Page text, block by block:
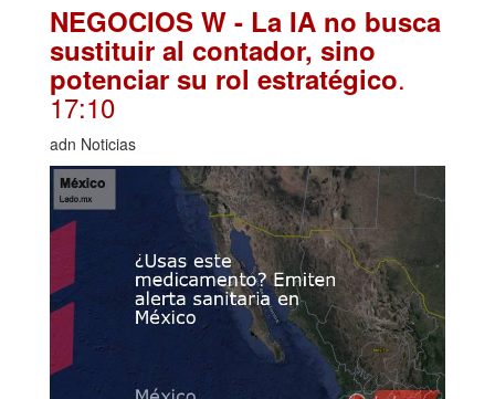
NEGOCIOS W - La IA no busca
sustituir al contador, sino
potenciar su rol estratégico.
17:10
adn Noticias